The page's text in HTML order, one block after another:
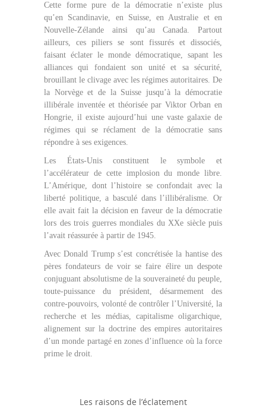
Cette forme pure de la démocratie n’existe plus
qu’en Scandinavie, en Suisse, en Australie et en
Nouvelle-Zélande ainsi qu’au Canada. Partout
ailleurs, ces piliers se sont fissurés et dissociés,
faisant éclater le monde démocratique, sapant les
alliances qui fondaient son unité et sa sécurité,
brouillant le clivage avec les régimes autoritaires. De
la Norvège et de la Suisse jusqu’à la démocratie
illibérale inventée et théorisée par Viktor Orban en
Hongrie, il existe aujourd’hui une vaste galaxie de
régimes qui se réclament de la démocratie sans
répondre à ses exigences.
Les États-Unis constituent le symbole et
l’accélérateur de cette implosion du monde libre.
L’Amérique, dont l’histoire se confondait avec la
liberté politique, a basculé dans l’illibéralisme. Or
elle avait fait la décision en faveur de la démocratie
lors des trois guerres mondiales du XXe siècle puis
l’avait réassurée à partir de 1945.
Avec Donald Trump s’est concrétisée la hantise des
pères fondateurs de voir se faire élire un despote
conjuguant absolutisme de la souveraineté du peuple,
toute-puissance du président, désarmement des
contre-pouvoirs, volonté de contrôler l’Université, la
recherche et les médias, capitalisme oligarchique,
alignement sur la doctrine des empires autoritaires
d’un monde partagé en zones d’influence où la force
prime le droit.
Les raisons de l’éclatement